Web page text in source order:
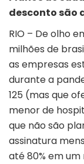
desconto são
RIO – De olho
milhões de
as empresas
durante a
125 (mas que
menor de
que não são
assinatura
até 80% em